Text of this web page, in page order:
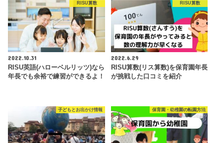
RISU算数
2022.10.31
RISU英語(ハローベルリッツ)なら
年長でも余裕で練習ができるよ！
RISU算数
2022.6.29
RISU算数(リス算数)を保育園年長
が挑戦した口コミを紹介
子どもとお出かけ情報 保育園・幼稚園の転園方法